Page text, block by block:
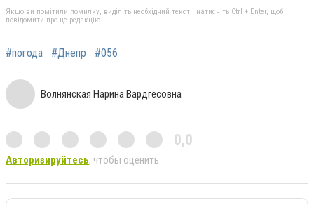
Якщо ви помітили помилку, виділіть необхідний текст і натисніть Ctrl + Enter, щоб
повідомити про це редакцію
#погода #Днепр #056
Волнянская Нарина Вардгесовна
0,0
Авторизируйтесь, чтобы оценить